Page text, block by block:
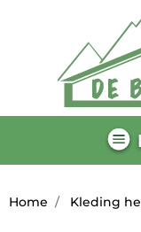
Home Kleding